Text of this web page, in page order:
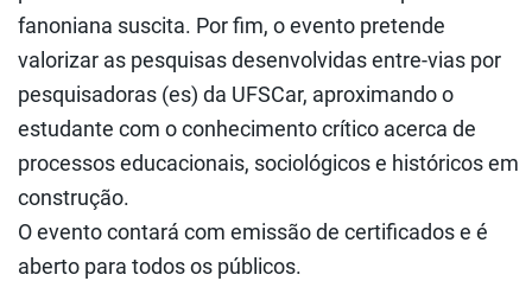
fanoniana suscita. Por fim, o evento pretende
valorizar as pesquisas desenvolvidas entre-vias por
pesquisadoras (es) da UFSCar, aproximando o
estudante com o conhecimento crítico acerca de
processos educacionais, sociológicos e históricos em
construção.
O evento contará com emissão de certificados e é
aberto para todos os públicos.